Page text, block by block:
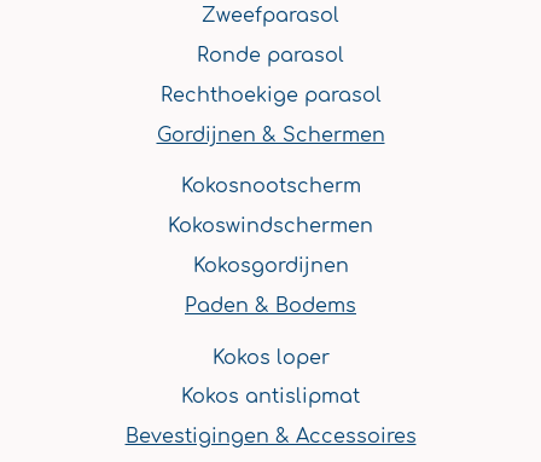
Zweefparasol
Ronde parasol
Rechthoekige parasol
Gordijnen & Schermen
Kokosnootscherm
Kokoswindschermen
Kokosgordijnen
Paden & Bodems
Kokos loper
Kokos antislipmat
Bevestigingen & Accessoires